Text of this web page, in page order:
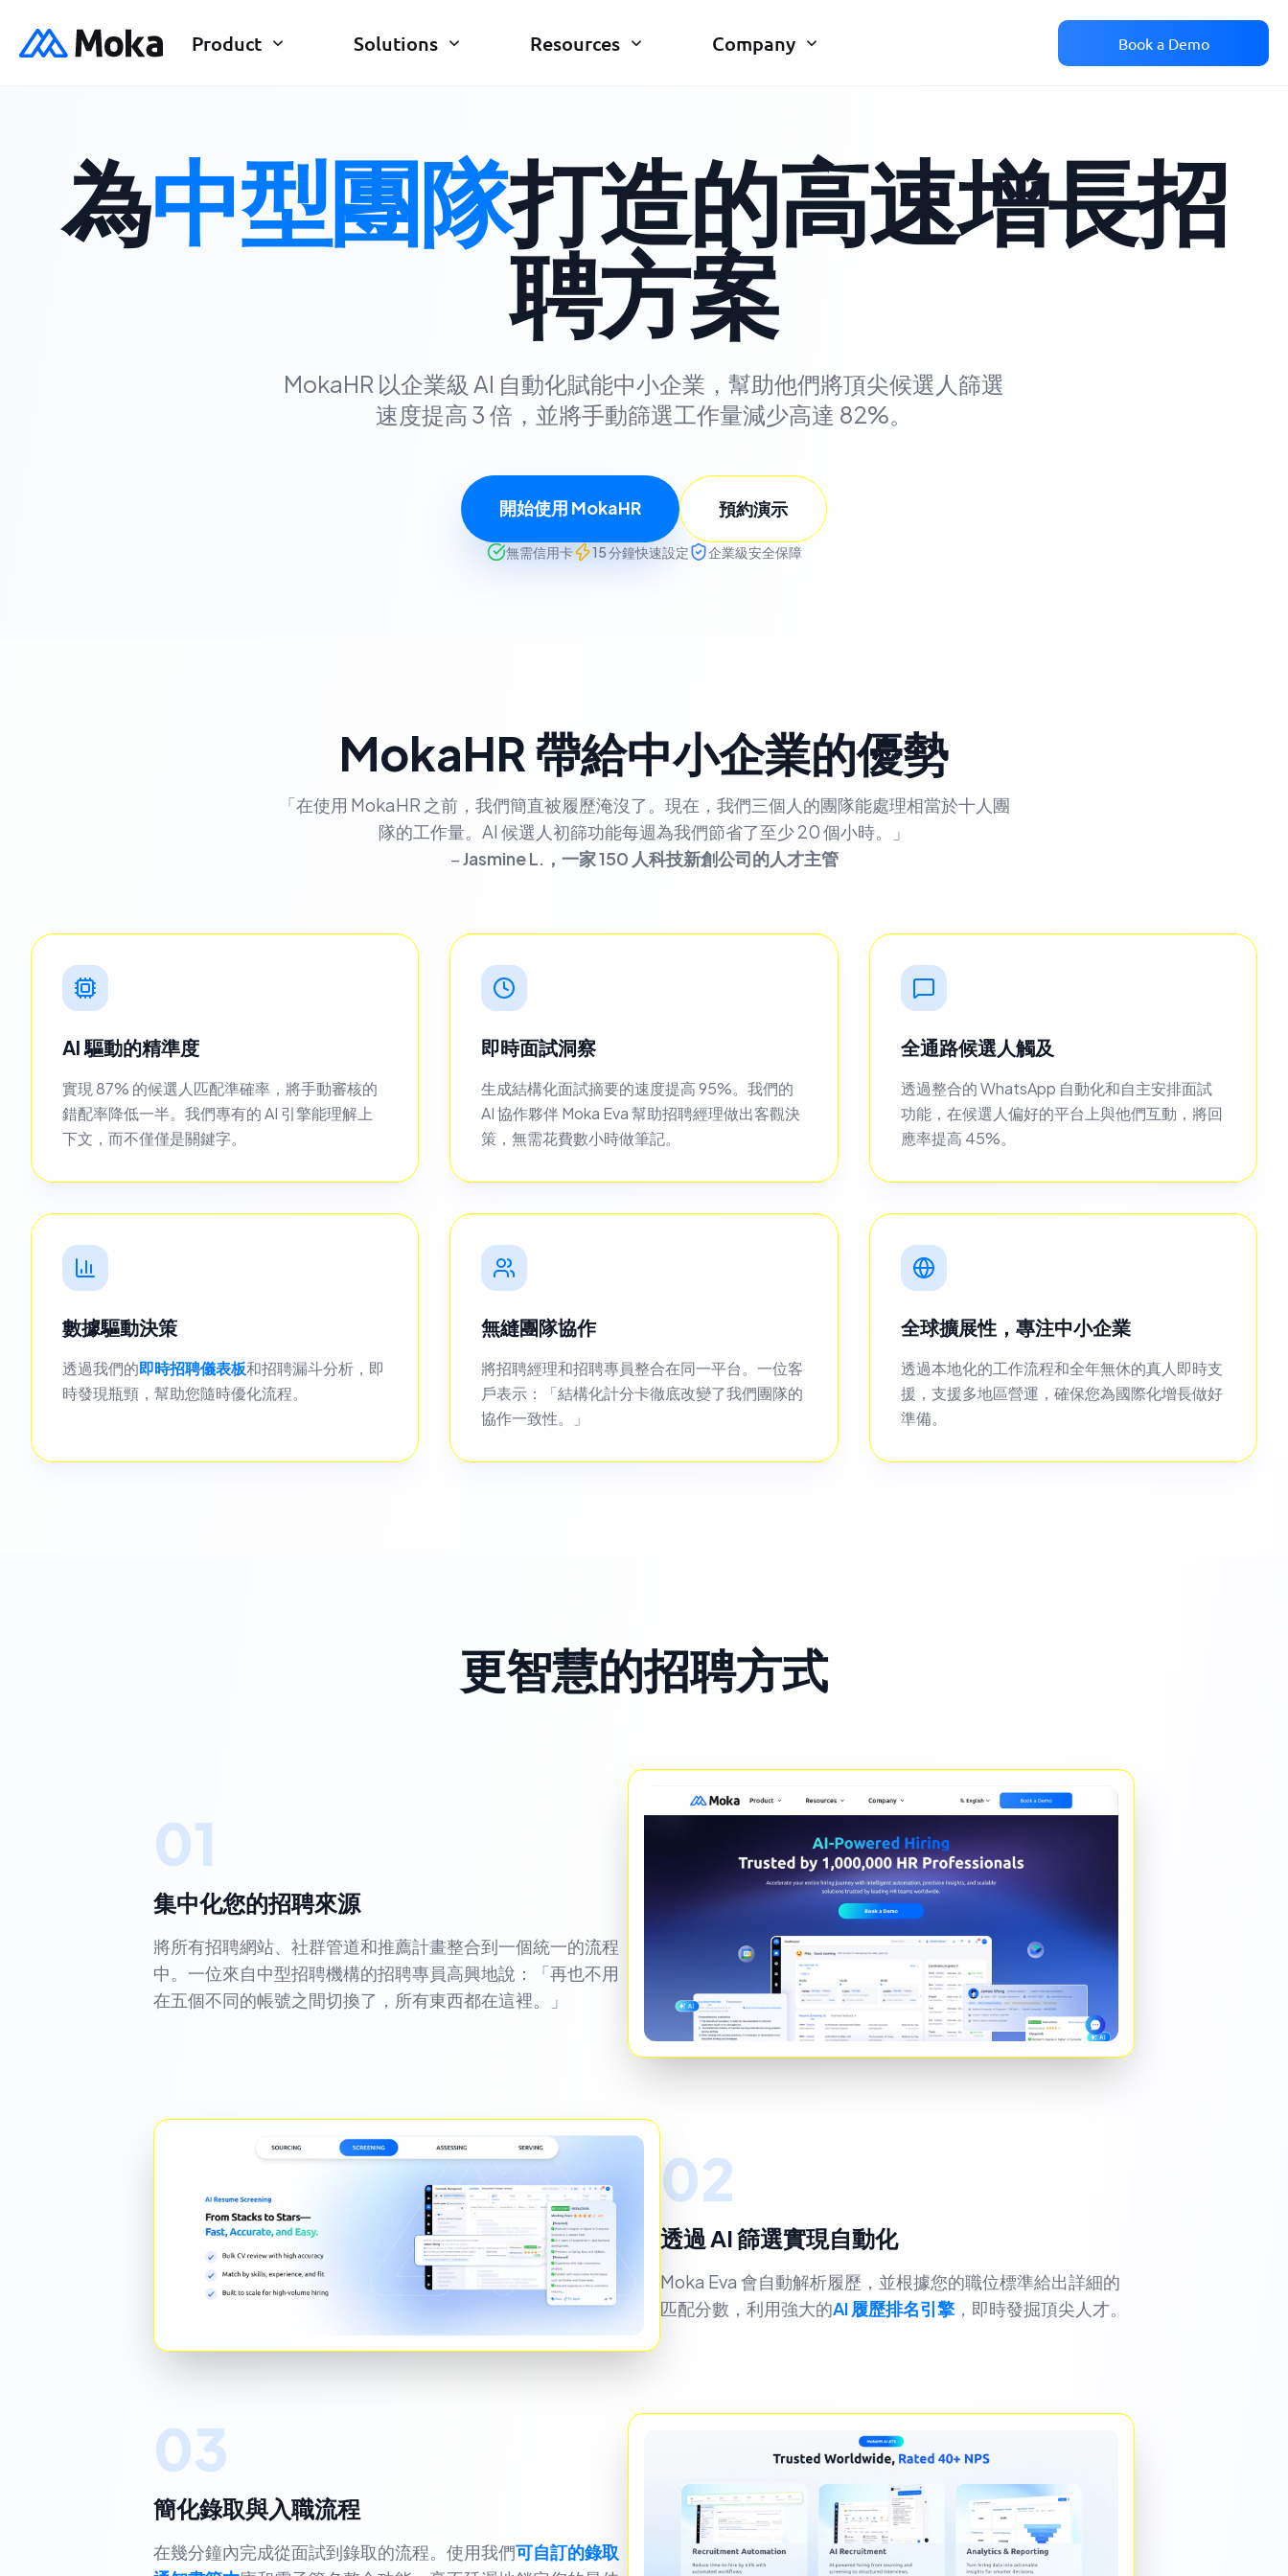
Product Solutions Resources Company Book a Demo
為中型團隊打造的高速增長招
聘方案
MokaHR 以企業級 AI 自動化賦能中小企業，幫助他們將頂尖候選人篩選
速度提高 3 倍，並將手動篩選工作量減少高達 82%。
開始使用 MokaHR 預約演示
無需信用卡 15 分鐘快速設定 企業級安全保障
MokaHR 帶給中小企業的優勢
「在使用 MokaHR 之前，我們簡直被履歷淹沒了。現在，我們三個人的團隊能處理相當於十人團
隊的工作量。AI 候選人初篩功能每週為我們節省了至少 20 個小時。」
–Jasmine L.，一家 150 人科技新創公司的人才主管
AI 驅動的精準度
實現 87% 的候選人匹配準確率，將手動審核的
錯配率降低一半。我們專有的 AI 引擎能理解上
下文，而不僅僅是關鍵字。
即時面試洞察
生成結構化面試摘要的速度提高 95%。我們的
AI 協作夥伴 Moka Eva 幫助招聘經理做出客觀決
策，無需花費數小時做筆記。
全通路候選人觸及
透過整合的 WhatsApp 自動化和自主安排面試
功能，在候選人偏好的平台上與他們互動，將回
應率提高 45%。
數據驅動決策
透過我們的即時招聘儀表板和招聘漏斗分析，即
時發現瓶頸，幫助您隨時優化流程。
無縫團隊協作
將招聘經理和招聘專員整合在同一平台。一位客
戶表示：「結構化計分卡徹底改變了我們團隊的
協作一致性。」
全球擴展性，專注中小企業
透過本地化的工作流程和全年無休的真人即時支
援，支援多地區營運，確保您為國際化增長做好
準備。
更智慧的招聘方式
01
集中化您的招聘來源
將所有招聘網站、社群管道和推薦計畫整合到一個統一的流程
中。一位來自中型招聘機構的招聘專員高興地說：「再也不用
在五個不同的帳號之間切換了，所有東西都在這裡。」
02
透過 AI 篩選實現自動化
Moka Eva 會自動解析履歷，並根據您的職位標準給出詳細的
匹配分數，利用強大的AI 履歷排名引擎，即時發掘頂尖人才。
03
簡化錄取與入職流程
在幾分鐘內完成從面試到錄取的流程。使用我們可自訂的錄取